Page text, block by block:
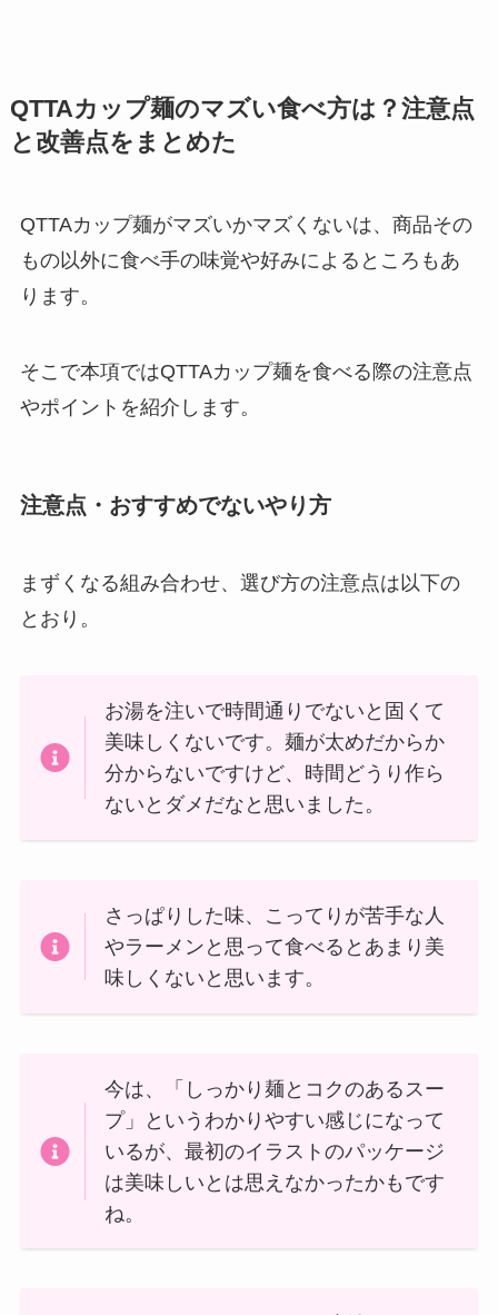
QTTAカップ麺のマズい食べ方は？注意点
と改善点をまとめた
QTTAカップ麺がマズいかマズくないは、商品その
もの以外に食べ手の味覚や好みによるところもあ
ります。
そこで本項ではQTTAカップ麺を食べる際の注意点
やポイントを紹介します。
注意点・おすすめでないやり方
まずくなる組み合わせ、選び方の注意点は以下の
とおり。
お湯を注いで時間通りでないと固くて
美味しくないです。麺が太めだからか
分からないですけど、時間どうり作ら
ないとダメだなと思いました。
さっぱりした味、こってりが苦手な人
やラーメンと思って食べるとあまり美
味しくないと思います。
今は、「しっかり麺とコクのあるスー
プ」というわかりやすい感じになって
いるが、最初のイラストのパッケージ
は美味しいとは思えなかったかもです
ね。